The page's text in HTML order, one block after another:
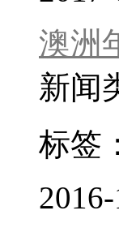
澳洲
新闻
标签：